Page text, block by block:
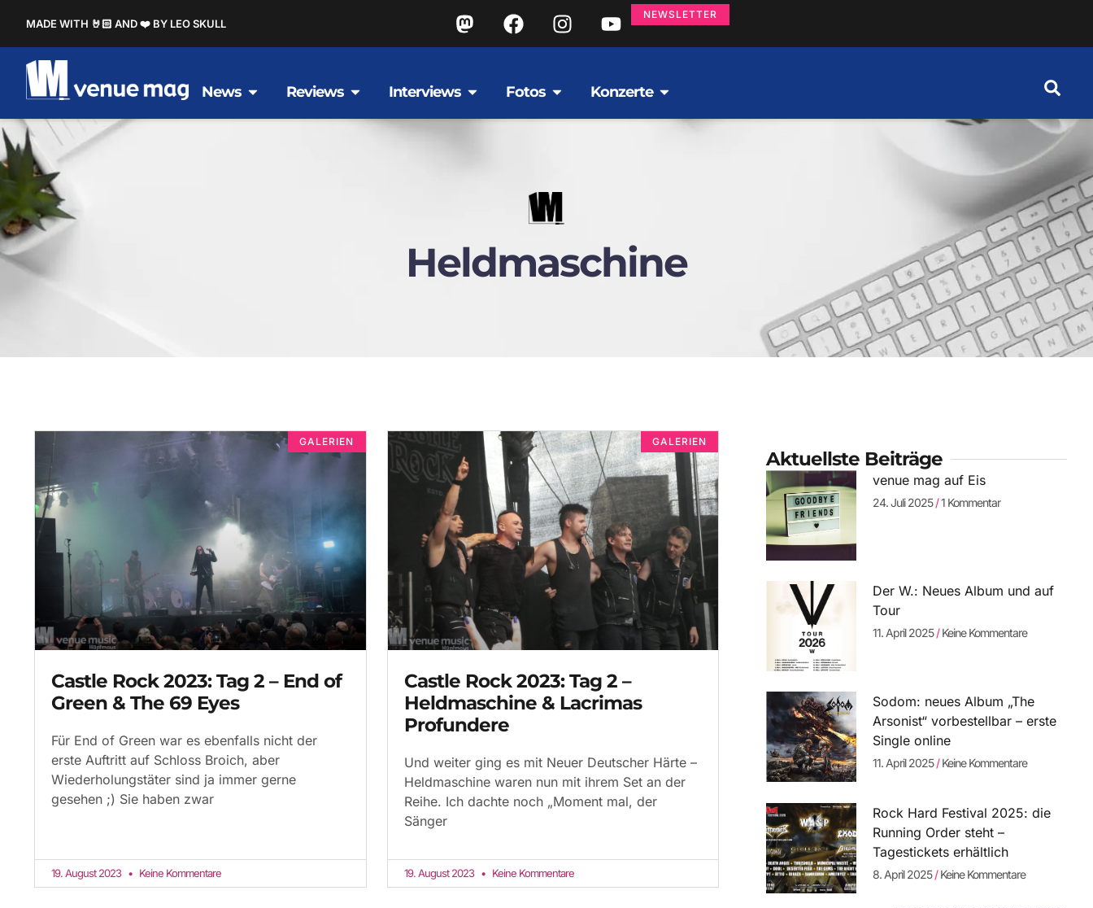
MADE WITH 🤘🏻 AND ❤️ BY LEO SKULL
NEWSLETTER
News Reviews Interviews Fotos Konzerte
Heldmaschine
GALERIEN
Castle Rock 2023: Tag 2 – End of
Green & The 69 Eyes
Für End of Green war es ebenfalls nicht der
erste Auftritt auf Schloss Broich, aber
Wiederholungstäter sind ja immer gerne
gesehen ;) Sie haben zwar
19. August 2023 Keine Kommentare
GALERIEN
Castle Rock 2023: Tag 2 –
Heldmaschine & Lacrimas
Profundere
Und weiter ging es mit Neuer Deutscher Härte –
Heldmaschine waren nun mit ihrem Set an der
Reihe. Ich dachte noch „Moment mal, der
Sänger
19. August 2023 Keine Kommentare
Aktuellste Beiträge
venue mag auf Eis
24. Juli 2025 1 Kommentar
Der W.: Neues Album und auf
Tour
11. April 2025 Keine Kommentare
Sodom: neues Album „The
Arsonist“ vorbestellbar – erste
Single online
11. April 2025 Keine Kommentare
Rock Hard Festival 2025: die
Running Order steht –
Tagestickets erhältlich
8. April 2025 Keine Kommentare